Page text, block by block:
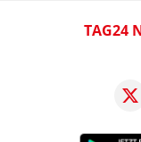
TAG24